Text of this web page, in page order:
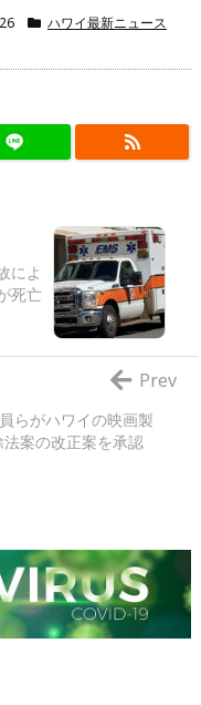
ハワイ最新ニュース
によ
死亡
らがハワイの映画製
案の改正案を承認
Prev